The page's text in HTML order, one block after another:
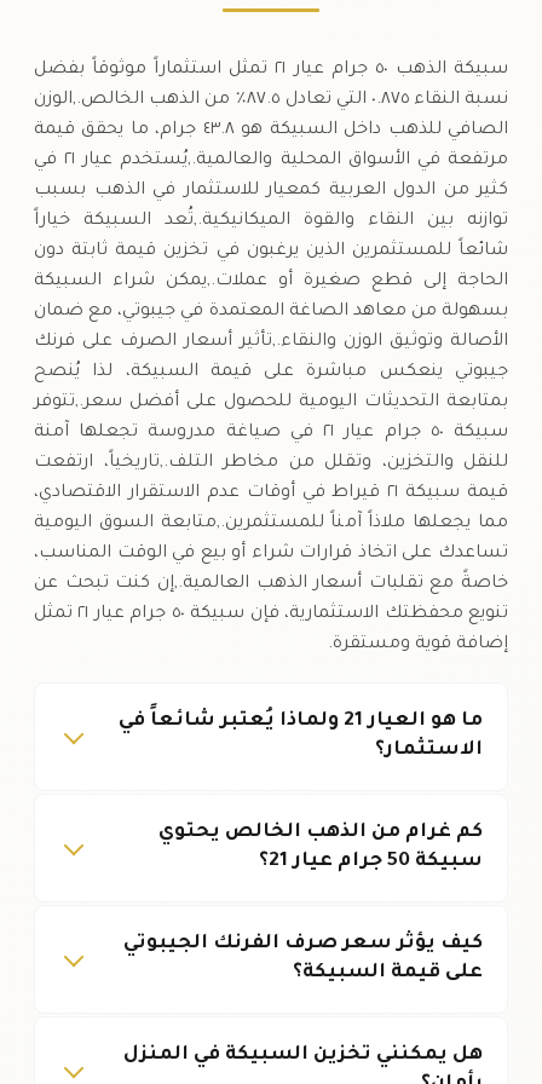
سبيكة الذهب ٥٠ جرام عيار ٢١ تمثل استثماراً موثوقاً بفضل
نسبة النقاء ٠.٨٧٥ التي تعادل ٨٧.٥٪ من الذهب الخالص.,الوزن
الصافي للذهب داخل السبيكة هو ٤٣.٨ جرام، ما يحقق قيمة
مرتفعة في الأسواق المحلية والعالمية.,يُستخدم عيار ٢١ في
كثير من الدول العربية كمعيار للاستثمار في الذهب بسبب
توازنه بين النقاء والقوة الميكانيكية.,تُعد السبيكة خياراً
شائعاً للمستثمرين الذين يرغبون في تخزين قيمة ثابتة دون
الحاجة إلى قطع صغيرة أو عملات.,يمكن شراء السبيكة
بسهولة من معاهد الصاغة المعتمدة في جيبوتي، مع ضمان
الأصالة وتوثيق الوزن والنقاء.,تأثير أسعار الصرف على فرنك
جيبوتي ينعكس مباشرة على قيمة السبيكة، لذا يُنصح
بمتابعة التحديثات اليومية للحصول على أفضل سعر.,تتوفر
سبيكة ٥٠ جرام عيار ٢١ في صياغة مدروسة تجعلها آمنة
للنقل والتخزين، وتقلل من مخاطر التلف.,تاريخياً، ارتفعت
قيمة سبيكة ٢١ قيراط في أوقات عدم الاستقرار الاقتصادي،
مما يجعلها ملاذاً آمناً للمستثمرين.,متابعة السوق اليومية
تساعدك على اتخاذ قرارات شراء أو بيع في الوقت المناسب،
خاصةً مع تقلبات أسعار الذهب العالمية.,إن كنت تبحث عن
تنويع محفظتك الاستثمارية، فإن سبيكة ٥٠ جرام عيار ٢١ تمثل
إضافة قوية ومستقرة.
ما هو العيار 21 ولماذا يُعتبر شائعاً في
الاستثمار؟
كم غرام من الذهب الخالص يحتوي
سبيكة 50 جرام عيار 21؟
كيف يؤثر سعر صرف الفرنك الجيبوتي
على قيمة السبيكة؟
هل يمكنني تخزين السبيكة في المنزل